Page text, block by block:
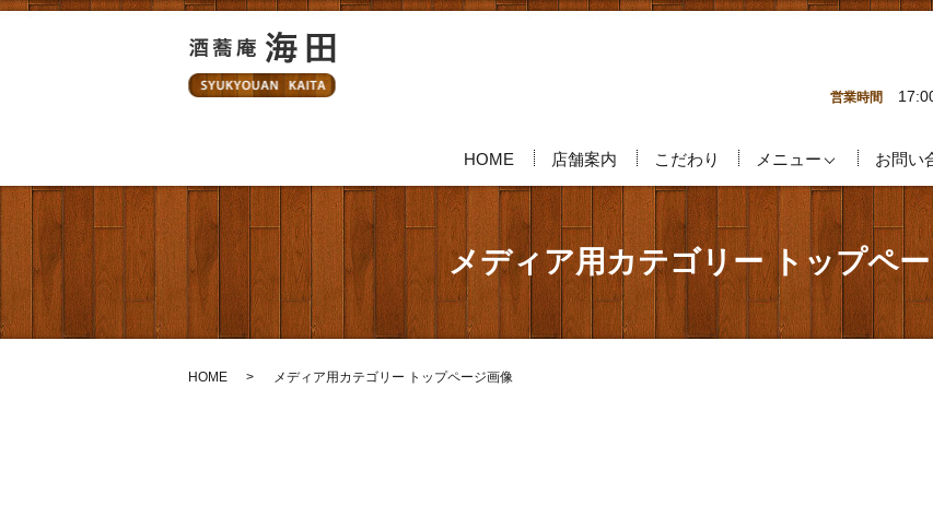
営業時間
HOME 店舗案内 こだわり メニュー お問い
メディア用カテゴリー トップペ
HOME メディア用カテゴリー トップページ画像